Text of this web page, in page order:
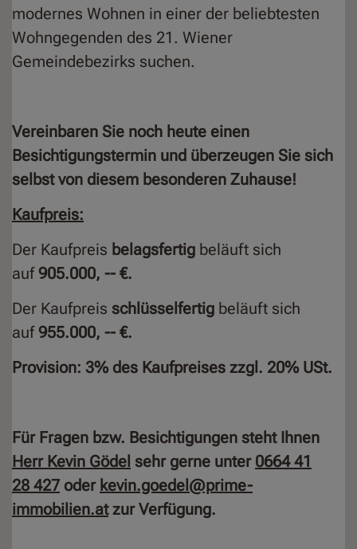
modernes Wohnen in einer der beliebtesten
Wohngegenden des 21. Wiener
Gemeindebezirks suchen.
Vereinbaren Sie noch heute einen
Besichtigungstermin und überzeugen Sie sich
selbst von diesem besonderen Zuhause!
Kaufpreis:
Der Kaufpreis belagsfertig beläuft sich
auf905.000, -- €.
Der Kaufpreis schlüsselfertig beläuft sich
auf955.000, -- €.
Provision: 3% des Kaufpreises zzgl. 20% USt.
Für Fragen bzw. Besichtigungen steht Ihnen
Herr Kevin Gödel sehr gerne unter 0664 41
28 427 oder kevin.goedel@prime-
immobilien.atzur Verfügung.